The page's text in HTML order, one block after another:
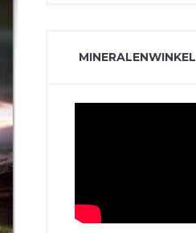
MINERALENWINKEL